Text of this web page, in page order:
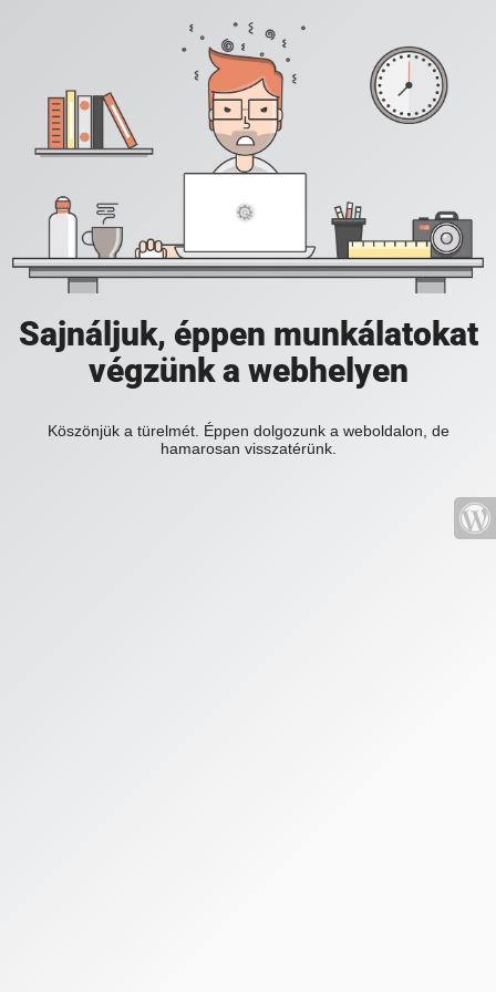
Sajnáljuk, éppen munkálatokat
végzünk a webhelyen
Köszönjük a türelmét. Éppen dolgozunk a weboldalon, de
hamarosan visszatérünk.